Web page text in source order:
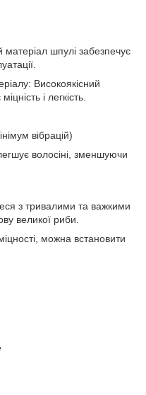
шпулі забезпечує
Високоякісний
і легкість.
вібрацій)
волосіні, зменшуючи
з тривалими та важкими
великої риби.
можна встановити